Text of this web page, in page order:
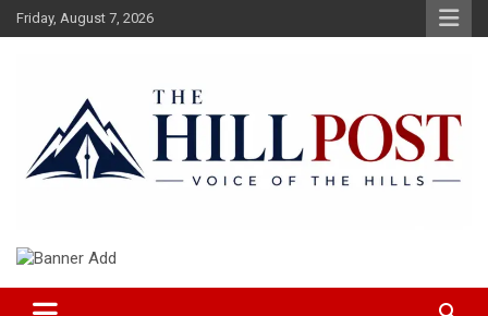
Skip
to
Friday, August 7, 2026
The Hillpost